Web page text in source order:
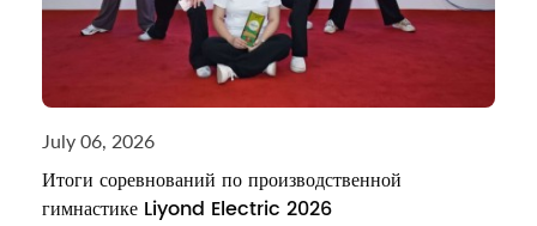
July 06, 2026
Итоги соревнований по производственной
гимнастике Liyond Electric 2026